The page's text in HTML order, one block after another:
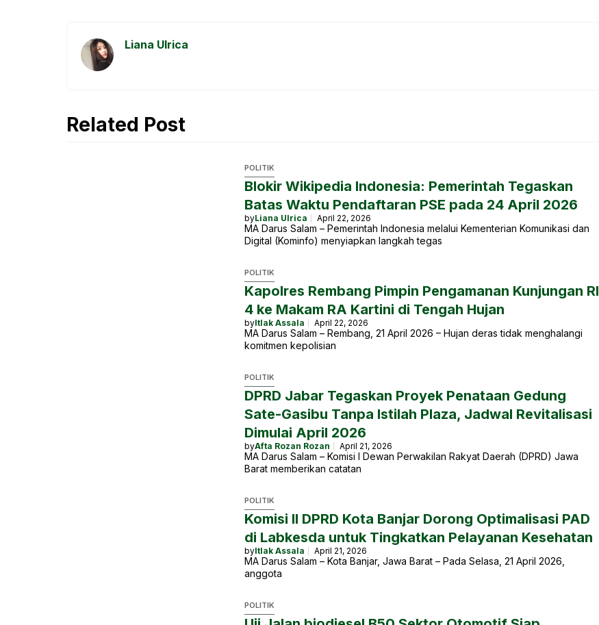
o p g m
Liana Ulrica
Related Post
POLITIK
Blokir Wikipedia Indonesia: Pemerintah Tegaskan
Batas Waktu Pendaftaran PSE pada 24 April 2026
byLiana Ulrica April 22, 2026
MA Darus Salam – Pemerintah Indonesia melalui Kementerian Komunikasi dan
Digital (Kominfo) menyiapkan langkah tegas
POLITIK
Kapolres Rembang Pimpin Pengamanan Kunjungan RI
4 ke Makam RA Kartini di Tengah Hujan
byItlak Assala April 22, 2026
MA Darus Salam – Rembang, 21 April 2026 – Hujan deras tidak menghalangi
komitmen kepolisian
POLITIK
DPRD Jabar Tegaskan Proyek Penataan Gedung
Sate-Gasibu Tanpa Istilah Plaza, Jadwal Revitalisasi
Dimulai April 2026
byAfta Rozan Rozan April 21, 2026
MA Darus Salam – Komisi I Dewan Perwakilan Rakyat Daerah (DPRD) Jawa
Barat memberikan catatan
POLITIK
Komisi II DPRD Kota Banjar Dorong Optimalisasi PAD
di Labkesda untuk Tingkatkan Pelayanan Kesehatan
byItlak Assala April 21, 2026
MA Darus Salam – Kota Banjar, Jawa Barat – Pada Selasa, 21 April 2026,
anggota
POLITIK